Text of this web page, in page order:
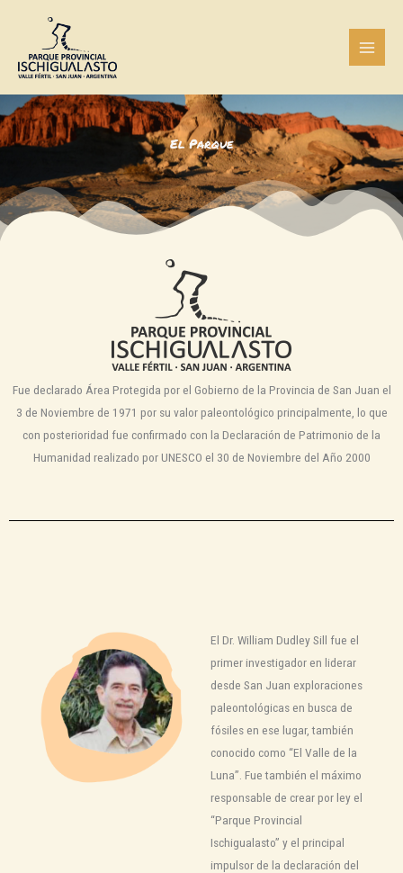
contenido
El Parque
Fue declarado Área Protegida por el Gobierno de la Provincia de San Juan el
3 de Noviembre de 1971 por su valor paleontológico principalmente, lo que
con posterioridad fue confirmado con la Declaración de Patrimonio de la
Humanidad realizado por UNESCO el 30 de Noviembre del Año 2000
El Dr. William Dudley Sill fue el
primer investigador en liderar
desde San Juan exploraciones
paleontológicas en busca de
fósiles en ese lugar, también
conocido como “El Valle de la
Luna”. Fue también el máximo
responsable de crear por ley el
“Parque Provincial
Ischigualasto” y el principal
impulsor de la declaración del